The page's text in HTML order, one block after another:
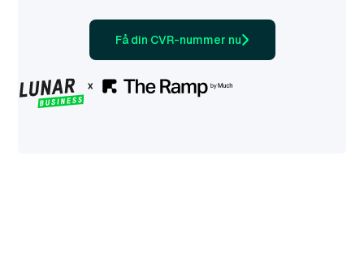
Få din CVR-nummer nu